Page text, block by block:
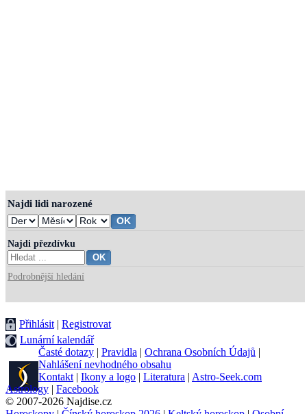
Najdi lidi narozené
Najdi přezdívku
Podrobnější hledání
Přihlásit | Registrovat
Lunární kalendář
Časté dotazy | Pravidla | Ochrana Osobních Údajů |
Nahlášení nevhodného obsahu
Kontakt | Ikony a logo | Literatura | Astro-Seek.com
Astrology | Facebook
© 2007-2026 Najdise.cz